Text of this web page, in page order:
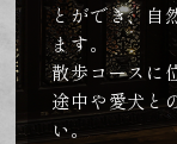
とができ、自
ます。
散歩コースに
途中や愛犬と
い。